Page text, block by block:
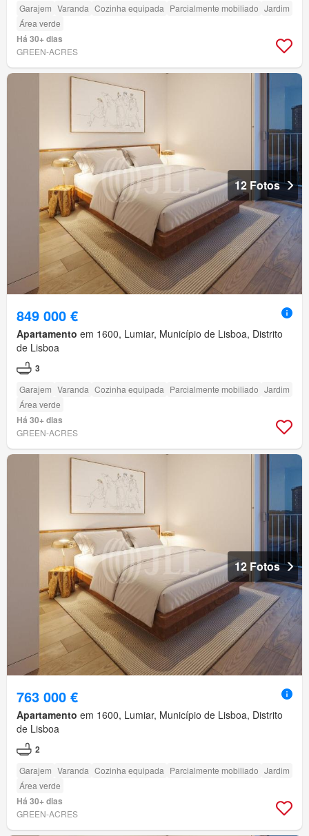
Garajem Varanda Cozinha equipada Parcialmente mobiliado Jardim
Área verde
Há 30+ dias
GREEN-ACRES
12 Fotos
849 000 €
Apartamento em 1600, Lumiar, Município de Lisboa, Distrito
de Lisboa
3
Garajem Varanda Cozinha equipada Parcialmente mobiliado Jardim
Área verde
Há 30+ dias
GREEN-ACRES
12 Fotos
763 000 €
Apartamento em 1600, Lumiar, Município de Lisboa, Distrito
de Lisboa
2
Garajem Varanda Cozinha equipada Parcialmente mobiliado Jardim
Área verde
Há 30+ dias
GREEN-ACRES